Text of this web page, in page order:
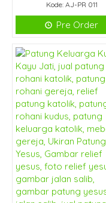
Kode: AJ-PR 011
Pre Order